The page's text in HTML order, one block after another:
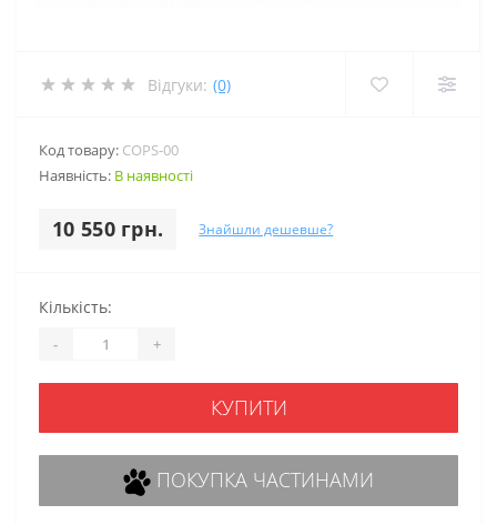
Відгуки: (0)
Код товару: COPS-00
Наявність: В наявності
10 550 грн. Знайшли дешевше?
Кількість:
- +
КУПИТИ
ПОКУПКА ЧАСТИНАМИ